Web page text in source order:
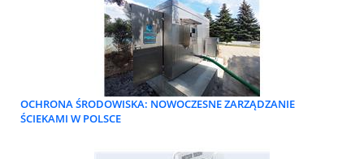
OCHRONA ŚRODOWISKA: NOWOCZESNE ZARZĄDZANIE
ŚCIEKAMI W POLSCE